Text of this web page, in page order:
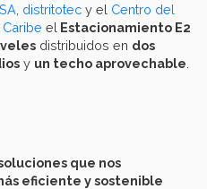
distritotec y el Centro del
el Estacionamiento E2
distribuidos en dos
y un techo aprovechable
que nos
eficiente y sostenible